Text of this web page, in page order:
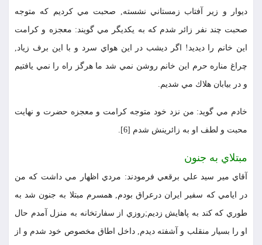
ديوار و زير آفتاب زمستاني نشسته, صحبت مي كرديم كه متوجه
صحبت چند نفر زائر شدم كه به يكديگر مي گويند: معجزه و كرامت
اين خانم را ديديد! اگر ديشب در اين هواي سرد و با اين برف زياد,
چراغ مناره حرم اين خانم روشن نمي شد ما هرگز راه را نمي يافتيم
و در بيابان هلاك مي شديم.
خادم مي گويد: من نزد خود متوجه كرامت و معجزه حضرت و نهايت
محبت و لطف او به زائرينش شدم [6].
مبتلاي به جنون
آقاي مير سيد علي برقعي فرمودند: مردي اظهار مي داشت كه من
در ايامي كه سفير ايران درعراق بودم, همسرم مبتلا به جنون شد به
طوري كه كند به پاهايش زديم;روزي از سفارتخانه به منزل آمدم حال
او را بسيار منقلب و آشفته ديدم, داخل اطاق مخصوص خود شدم و از